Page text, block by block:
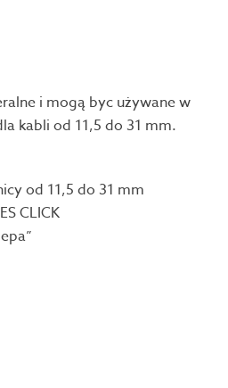
i mogą byc używane w
kabli od 11,5 do 31 mm.
od 11,5 do 31 mm
CLICK